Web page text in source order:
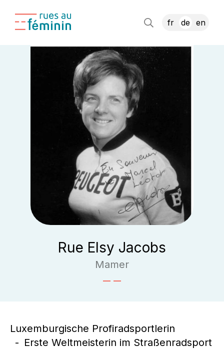
fr de en
Rue Elsy Jacobs
Mamer
Luxemburgische Profiradsportlerin
Erste Weltmeisterin im Straßenradsport